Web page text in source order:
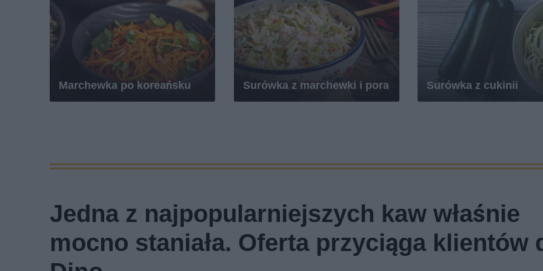
Marchewka po koreańsku Surówka z marchewki i pora Surówka z cukinii
Jedna z najpopularniejszych kaw właśnie
mocno staniała. Oferta przyciąga klientów